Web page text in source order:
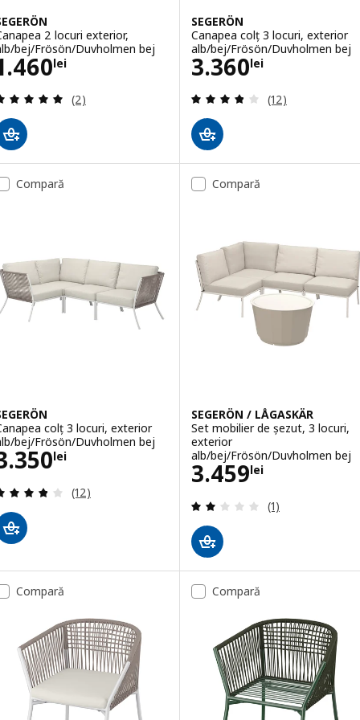
2 locuri exterior,
bej/Frösön/Duvholmen bej
lei
1460lei
Evaluare: 5 din 5 stele. Total recenzii:
(2)
SEGERÖN
Canapea colț 3 locuri, exterior
alb/bej/Frösön/Duvholmen bej
3.360lei
Preţ 3360lei
Evaluare: 3.8
(12)
Compară
colț 3 locuri, exterior
bej/Frösön/Duvholmen bej
lei
3350lei
Evaluare: 3.8 din 5 stele. Total recenzii:
(12)
Compară
SEGERÖN / LÅGASKÄR
Set mobilier de șezut, 3 locuri,
exterior
alb/bej/Frösön/Duvholmen bej
3.459lei
Preţ 3459lei
Evaluare: 2 din
(1)
Compară Compară